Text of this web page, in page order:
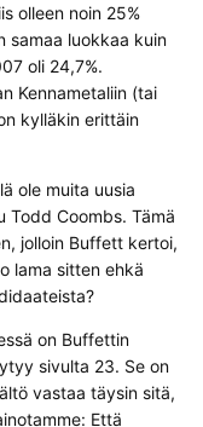
olleen noin 25%
samaa luokkaa kuin
oli 24,7%.
Kennametaliin (tai
kylläkin erittäin
ole muita uusia
Todd Coombs. Tämä
jolloin Buffett kertoi,
lama sitten ehkä
on Buffettin
sivulta 23. Se on
vastaa täysin sitä,
Että